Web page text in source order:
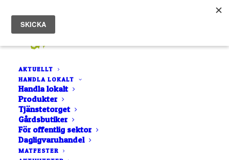
AKTUELLT
HANDLA LOKALT
Handla lokalt
Produkter
Tjänstetorget
Gårdsbutiker
För offentlig sektor
Dagligvaruhandel
MATFESTER
Nya medlemmar!
22 JANUARI, 2024